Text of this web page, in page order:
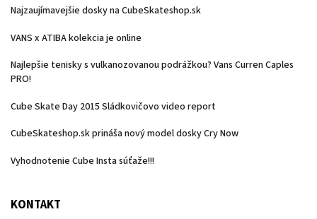
Najzaujímavejšie dosky na CubeSkateshop.sk
VANS x ATIBA kolekcia je online
Najlepšie tenisky s vulkanozovanou podrážkou? Vans Curren Caples
PRO!
Cube Skate Day 2015 Sládkovičovo video report
CubeSkateshop.sk prináša nový model dosky Cry Now
Vyhodnotenie Cube Insta súťaže!!!
KONTAKT